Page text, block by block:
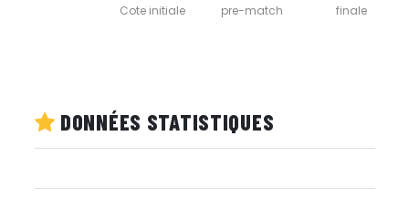
finale
pre-match
Cote initiale
DONNÉES STATISTIQUES